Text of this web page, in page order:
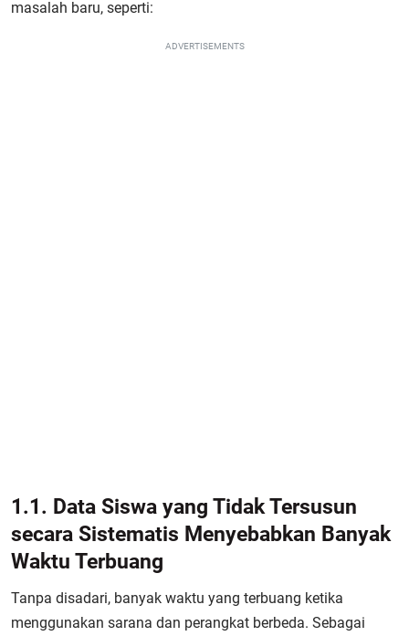
masalah baru, seperti:
ADVERTISEMENTS
1.1. Data Siswa yang Tidak Tersusun
secara Sistematis Menyebabkan Banyak
Waktu Terbuang
Tanpa disadari, banyak waktu yang terbuang ketika
menggunakan sarana dan perangkat berbeda. Sebagai